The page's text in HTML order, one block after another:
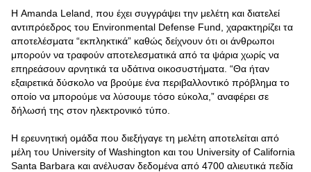
Η Amanda Leland, που έχει συγγράψει την μελέτη και διατελεί
αντιπρόεδρος του Environmental Defense Fund, χαρακτηρίζει τα
αποτελέσματα “εκπληκτικά” καθώς δείχνουν ότι οι άνθρωποι
μπορούν να τραφούν αποτελεσματικά από τα ψάρια χωρίς να
επηρεάσουν αρνητικά τα υδάτινα οικοσυστήματα. “Θα ήταν
εξαιρετικά δύσκολο να βρούμε ένα περιβαλλοντικό πρόβλημα το
οποίο να μπορούμε να λύσουμε τόσο εύκολα,” αναφέρει σε
δήλωσή της στον ηλεκτρονικό τύπο.
Η ερευνητική ομάδα που διεξήγαγε τη μελέτη αποτελείται από
μέλη του University of Washington και του University of California
Santa Barbara και ανέλυσαν δεδομένα από 4700 αλιευτικά πεδία